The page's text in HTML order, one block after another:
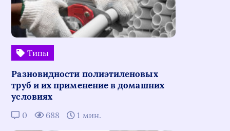
Типы
Разновидности полиэтиленовых
труб и их применение в домашних
условиях
0 688 1 мин.